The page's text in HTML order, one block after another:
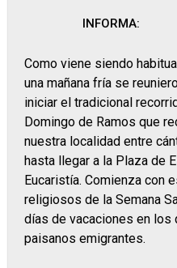
INFORMA:
Como viene siendo
una mañana fría se
iniciar el tradicional
Domingo de Ramos que
nuestra localidad entre
hasta llegar a la Plaza de
Eucaristía. Comienza con
religiosos de la Semana
días de vacaciones en los
paisanos emigrantes.